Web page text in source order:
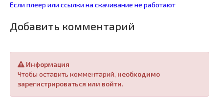
Если плеер или ссылки на скачивание не работают
Добавить комментарий
Информация
Чтобы оставить комментарий, необходимо
зарегистрироваться или войти.